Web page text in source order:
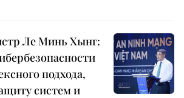
Ле Минь Хынг:
подхода,
систем и